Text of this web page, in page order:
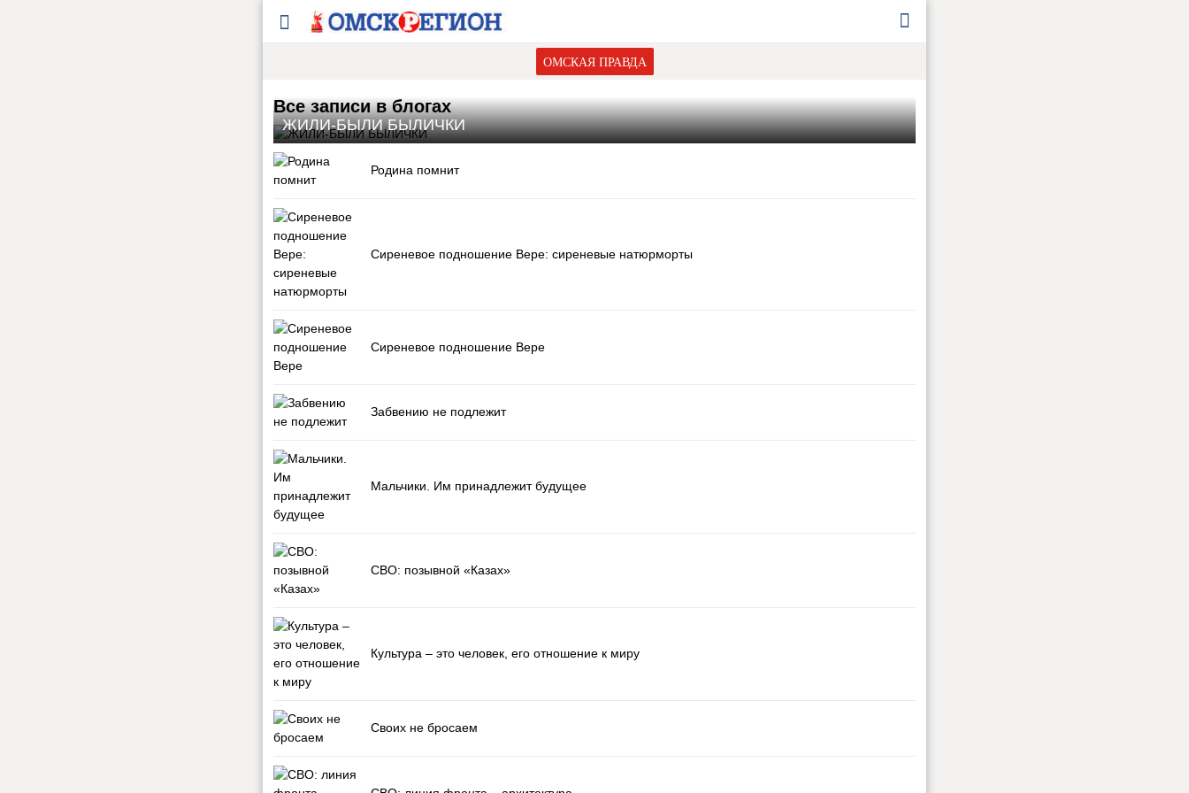
ОМСКАЯ ПРАВДА
Все записи в блогах
ЖИЛИ-БЫЛИ БЫЛИЧКИ
Родина помнит
Сиреневое подношение Вере: сиреневые натюрморты
Сиреневое подношение Вере
Забвению не подлежит
Мальчики. Им принадлежит будущее
СВО: позывной «Казах»
Культура – это человек, его отношение к миру
Своих не бросаем